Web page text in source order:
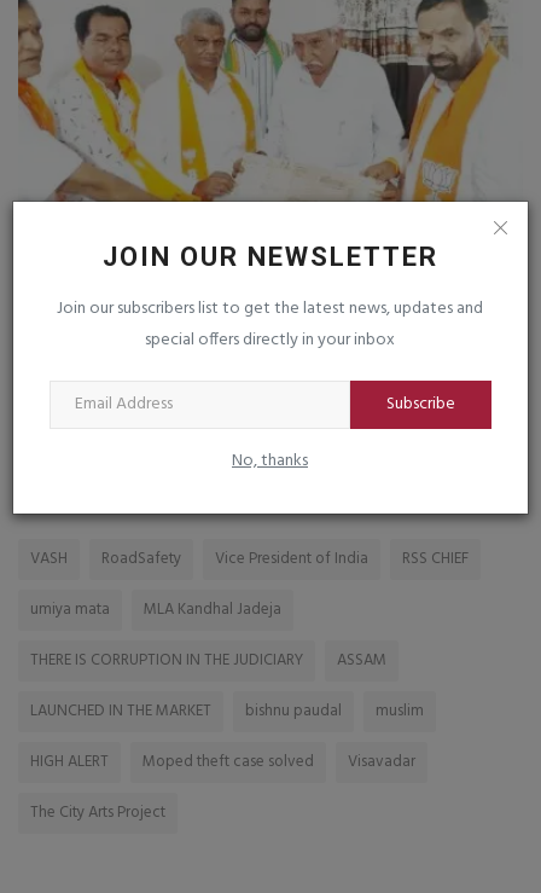
JOIN OUR NEWSLETTER
Join our subscribers list to get the latest news, updates and
special offers directly in your inbox
Subscribe
No, thanks
કેશોદના અજાબ જિલ્લા પંચાયત સીટના ૨૩ બુથોનો
Aug 3, 2026
VASH RoadSafety Vice President of India
RSS CHIEF
umiya mata
MLA Kandhal Jadeja
THERE IS CORRUPTION IN THE JUDICIARY
ASSAM
LAUNCHED IN THE MARKET
bishnu paudal
muslim
HIGH ALERT
Moped theft case solved
Visavadar
The City Arts Project